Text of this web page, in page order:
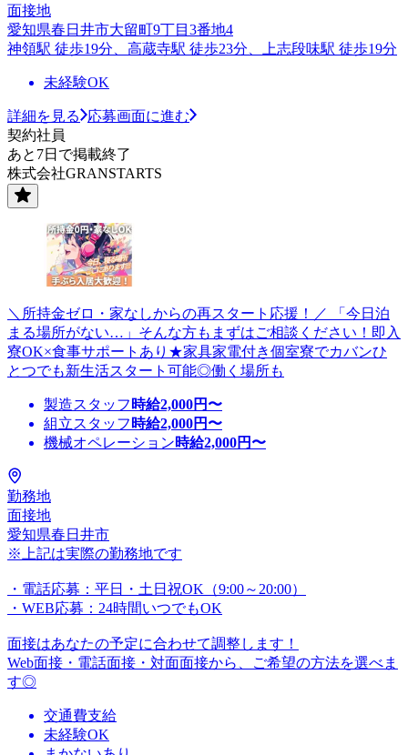
面接地
愛知県春日井市大留町9丁目3番地4
神領駅 徒歩19分、高蔵寺駅 徒歩23分、上志段味駅 徒歩19分
未経験OK
詳細を見る
応募画面に進む
契約社員
あと7日で掲載終了
株式会社GRANSTARTS
＼所持金ゼロ・家なしからの再スタート応援！／ 「今日泊
まる場所がない…」そんな方もまずはご相談ください！即入
寮OK×食事サポートあり★家具家電付き個室寮でカバンひ
とつでも新生活スタート可能◎働く場所も
製造スタッフ 時給2,000円〜
組立スタッフ 時給2,000円〜
機械オペレーション時給2,000円〜
勤務地
面接地
愛知県春日井市
※上記は実際の勤務地です
・電話応募：平日・土日祝OK（9:00～20:00）
・WEB応募：24時間いつでもOK
面接はあなたの予定に合わせて調整します！
Web面接・電話面接・対面面接から、ご希望の方法を選べま
す◎
交通費支給
未経験OK